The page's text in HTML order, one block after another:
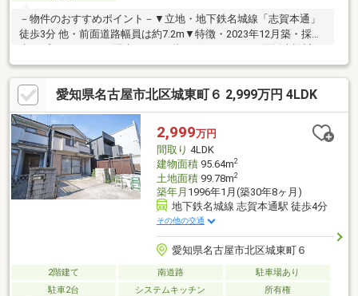
－物件のおすすめポイント－▼立地・地下鉄名城線「志賀本通」
徒歩3分 他・前面道路幅員は約7.2m▼特徴・2023年12月築・採
バルコニー付・会話が弾む対面式キッチン・納戸は収納・窓付で
多用途に利用可能・駐車スペース有(車種による)▼設備・リビン
グ階段・浴室1616サイズ・トイレ2カ所・SIC▼周辺環境・フィー
ル黒川東店 徒歩4分(約310m)・名北小学校 徒歩8分(約610m)■ ご
希望の住まい探しをお手伝いします ━━━━━・・・物件の詳
細・ご相談はお気軽にお問い合わせください。
愛知県名古屋市北区城東町６ 2,999万円 4LDK
2,999万円
間取り 4LDK
建物面積95.64m2
土地面積99.78m2
築年月 1996年1月(築30年8ヶ月)
地下鉄名城線 志賀本通駅 徒歩4分
その他の交通
愛知県名古屋市北区城東町６
2階建て 南道路
駐車場あり
駐車2台
システムキッチン 所有権